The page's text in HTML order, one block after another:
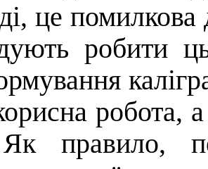
це помилкова
робити
робота,
правило,